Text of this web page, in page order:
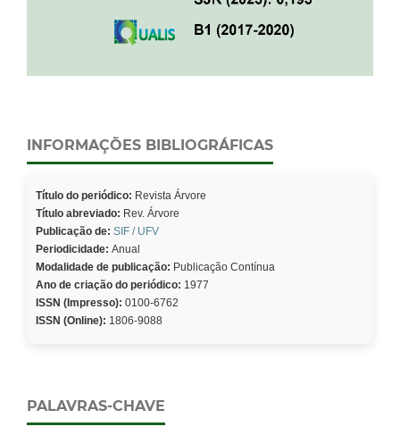
INFORMAÇÕES BIBLIOGRÁFICAS
Título do periódico: Revista Árvore
Título abreviado: Rev. Árvore
Publicação de: SIF / UFV
Periodicidade: Anual
Modalidade de publicação: Publicação Contínua
Ano de criação do periódico: 1977
ISSN (Impresso): 0100-6762
ISSN (Online): 1806-9088
PALAVRAS-CHAVE